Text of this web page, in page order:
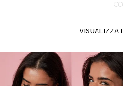
VISUALIZZA